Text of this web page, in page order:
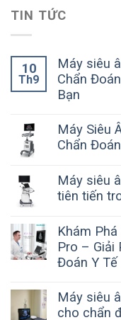
TIN TỨC
10
Th9
Máy siêu
Chẩn
Bạn
Máy Siêu
Chẩn
Máy siêu
tiên tiến
Khám
Pro – Giải
Đoán Y Tế
Máy siêu
cho chẩn